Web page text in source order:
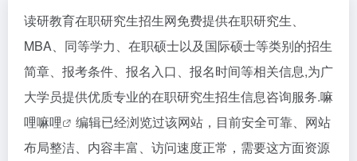
读研教育在职研究生招生网免费提供在职研究生、
MBA、同等学力、在职硕士以及国际硕士等类别的招生
简章、报考条件、报名入口、报名时间等相关信息,为广
大学员提供优质专业的在职研究生招生信息咨询服务.嘛
哩嘛哩
编辑已经浏览过该网站，目前安全可靠、网站
布局整洁、内容丰富、访问速度正常，需要这方面资源